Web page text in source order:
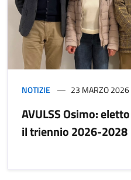
NOTIZIE 23 MARZO 2026
AVULSS Osimo:
il triennio 2026-2028